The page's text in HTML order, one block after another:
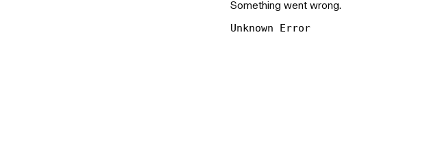
Something went wrong.
Unknown Error